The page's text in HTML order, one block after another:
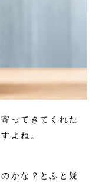
ってきてくれた
よね。
かな？とふと疑